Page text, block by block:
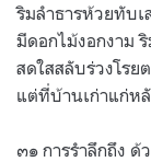
ริมลำธารห้วยทับ
มีดอกไม้งอกงาม
สดใสสลับร่วงโรย
แต่ที่บ้านเก่าแก่ห
๓๑ การรำลึกถึง